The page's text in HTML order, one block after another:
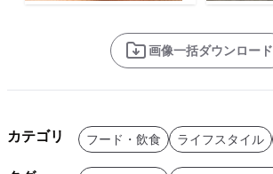
画像一括ダウンロード
カテゴリ フード・飲食 ライフスタイル